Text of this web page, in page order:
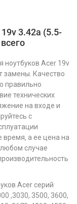
3.42a (5.5-
ноутбуков Acer 19v
замены. Качество
правильно
технических
на входе и
с
время, а ее цена на
случае
Acer серий
,3030, 3500, 3600,